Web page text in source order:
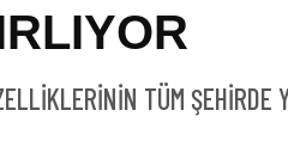
TÜM ŞEHİRDE